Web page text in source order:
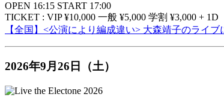
OPEN 16:15 START 17:00
TICKET : VIP ¥10,000 一般 ¥5,000 学割 ¥3,000 + 1D
【全国】<公演により編成違い> 大森靖子のライ
2026年9月26日（土）